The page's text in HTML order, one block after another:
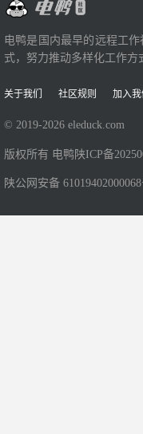
电鸭是国内最早的远程工
式，努力推动多样化工作方
关于我们 社区规则 加入我
© 2019-2026 eleduck.com
版权所有 电鸭 陕ICP备
陕公网安备